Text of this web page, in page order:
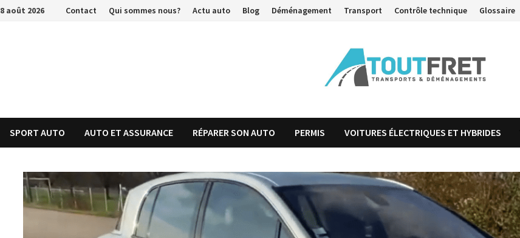
Passer
8 août 2026 Contact Qui sommes nous? Actu auto Blog Déménagement Transport Contrôle technique Glossaire
SPORT AUTO AUTO ET ASSURANCE RÉPARER SON AUTO PERMIS VOITURES ÉLECTRIQUES ET HYBRIDES